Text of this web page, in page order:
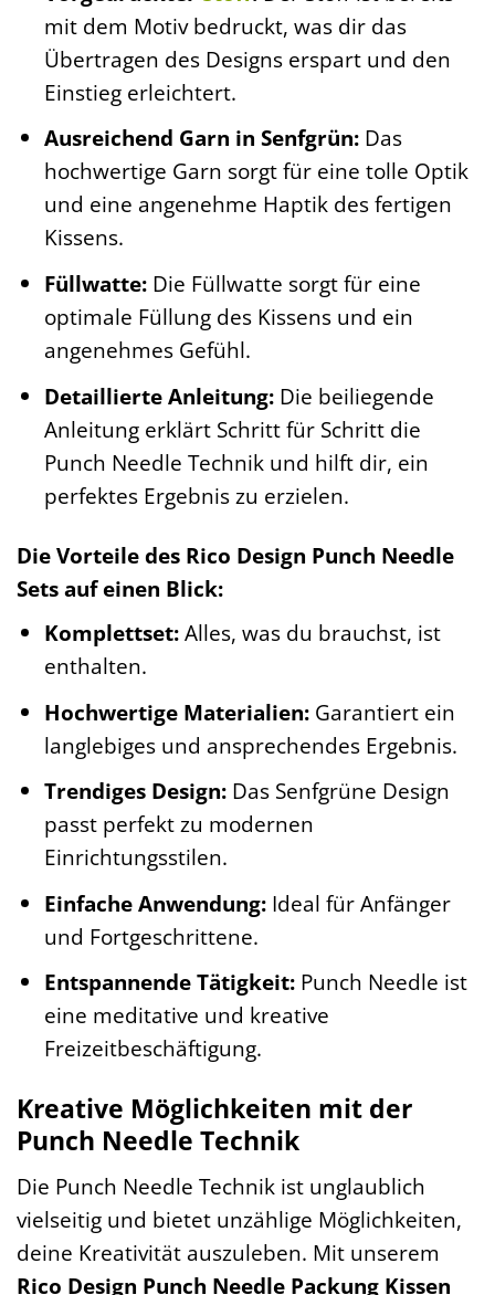
mit dem Motiv bedruckt, was dir das
Übertragen des Designs erspart und den
Einstieg erleichtert.
Ausreichend Garn in Senfgrün:Das
hochwertige Garn sorgt für eine tolle Optik
und eine angenehme Haptik des fertigen
Kissens.
Füllwatte:Die Füllwatte sorgt für eine
optimale Füllung des Kissens und ein
angenehmes Gefühl.
Detaillierte Anleitung:Die beiliegende
Anleitung erklärt Schritt für Schritt die
Punch Needle Technik und hilft dir, ein
perfektes Ergebnis zu erzielen.
Die Vorteile des Rico Design Punch Needle
Sets auf einen Blick:
Komplettset:Alles, was du brauchst, ist
enthalten.
Hochwertige Materialien:Garantiert ein
langlebiges und ansprechendes Ergebnis.
Trendiges Design:Das Senfgrüne Design
passt perfekt zu modernen
Einrichtungsstilen.
Einfache Anwendung:Ideal für Anfänger
und Fortgeschrittene.
Entspannende Tätigkeit:Punch Needle ist
eine meditative und kreative
Freizeitbeschäftigung.
Kreative Möglichkeiten mit der
Punch Needle Technik
Die Punch Needle Technik ist unglaublich
vielseitig und bietet unzählige Möglichkeiten,
deine Kreativität auszuleben. Mit unserem
Rico Design Punch Needle Packung Kissen